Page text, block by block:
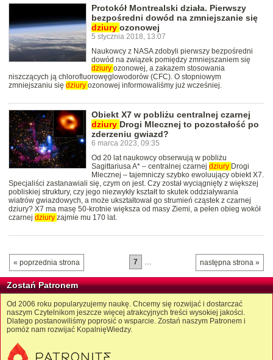
Protokół Montrealski działa. Pierwszy
bezpośredni dowód na zmniejszanie się
dziury ozonowej
5 stycznia 2018, 13:07
Naukowcy z NASA zdobyli pierwszy bezpośredni
dowód na związek pomiędzy zmniejszaniem się
dziury ozonowej, a zakazem stosowania
niszczących ją chlorofluorowęglowodorów (CFC). O stopniowym
zmniejszaniu się dziury ozonowej informowaliśmy już wcześniej.
Obiekt X7 w pobliżu centralnej czarnej
dziury Drogi Mlecznej to pozostałość po
zderzeniu gwiazd?
6 marca 2023, 09:35
Od 20 lat naukowcy obserwują w pobliżu
Sagittariusa A* – centralnej czarnej dziury Drogi
Mlecznej – tajemniczy szybko ewoluujący obiekt X7.
Specjaliści zastanawiali się, czym on jest. Czy został wyciągnięty z większej
pobliskiej struktury, czy jego niezwykły kształt to skutek oddziaływania
wiatrów gwiazdowych, a może ukształtował go strumień cząstek z czarnej
dziury? X7 ma masę 50-krotnie większa od masy Ziemi, a pełen obieg wokół
czarnej dziury zajmie mu 170 lat.
« poprzednia strona następna strona »
7 …
Zostań Patronem
Od 2006 roku popularyzujemy naukę. Chcemy się rozwijać i dostarczać
naszym Czytelnikom jeszcze więcej atrakcyjnych treści wysokiej jakości.
Dlatego postanowiliśmy poprosić o wsparcie. Zostań naszym Patronem i
pomóż nam rozwijać KopalnięWiedzy.